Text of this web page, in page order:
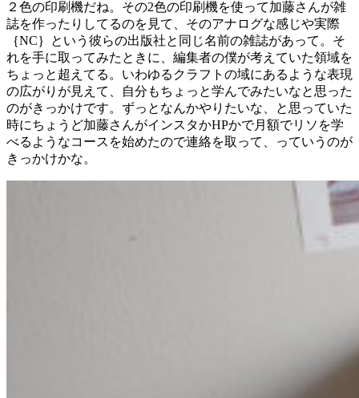
２色の印刷機だね。その2色の印刷機を使って加藤さんが雑
誌を作ったりしてるのを見て、そのアナログな感じや実際
｛NC｝という彼らの出版社と同じ名前の雑誌があって。そ
れを手に取ってみたときに、編集者の僕が考えていた領域を
ちょっと超えてる。いわゆるクラフトの域にあるような表現
の広がりが見えて、自分もちょっと学んでみたいなと思った
のがきっかけです。ずっとなんかやりたいな、と思っていた
時にちょうど加藤さんがインスタかHPかで月額でリソを学
べるようなコースを始めたので連絡を取って、っていうのが
きっかけかな。